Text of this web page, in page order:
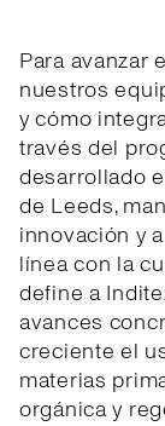
Para avanzar
nuestros
y cómo
través del
desarrollado
de Leeds,
innovación y
línea con la
define a
avances
creciente el
materias
orgánica y